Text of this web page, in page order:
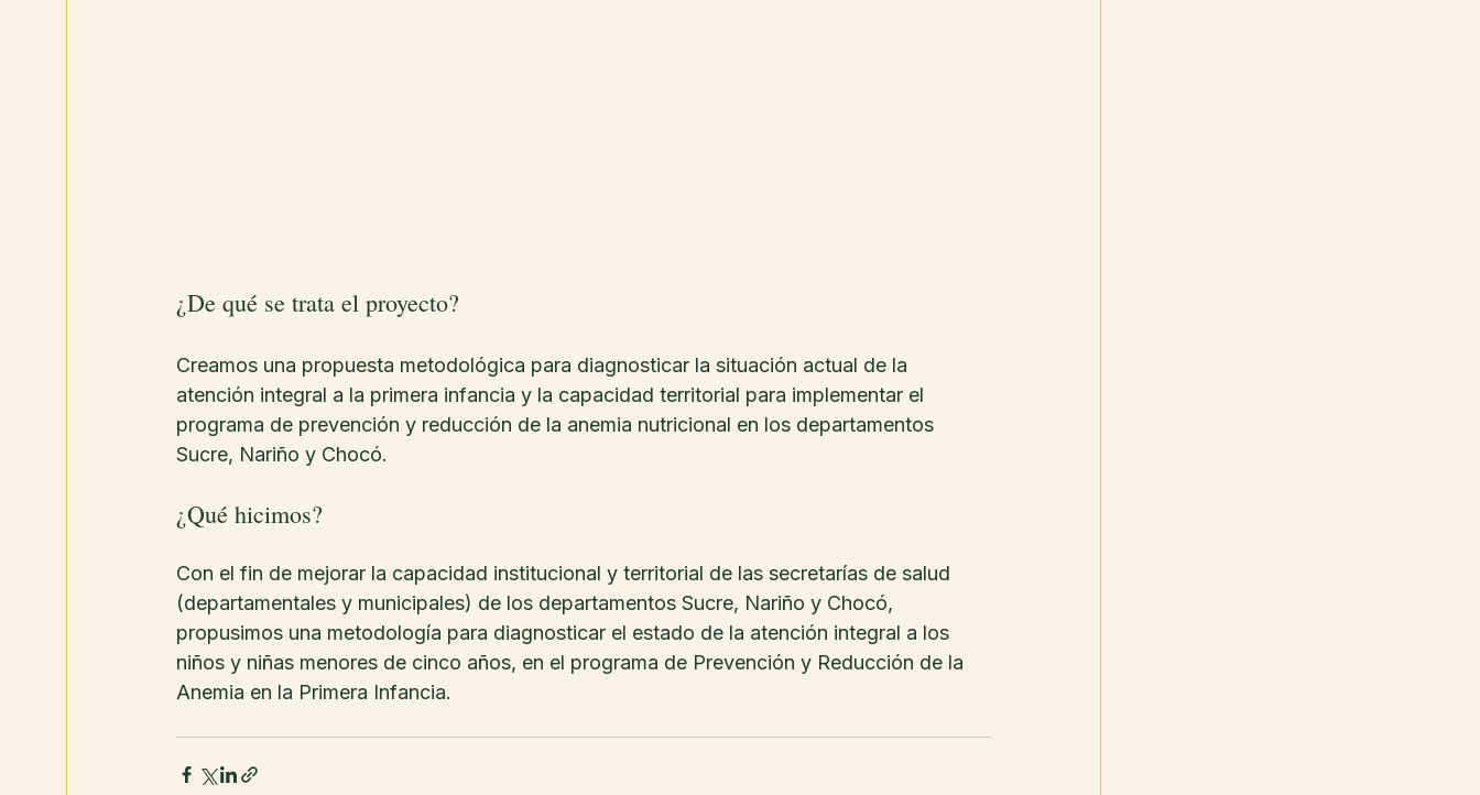
¿De qué se trata el proyecto?
Creamos una propuesta metodológica para diagnosticar la situación actual de la
atención integral a la primera infancia y la capacidad territorial para implementar el
programa de prevención y reducción de la anemia nutricional en los departamentos
Sucre, Nariño y Chocó.
¿Qué hicimos?
Con el fin de mejorar la capacidad institucional y territorial de las secretarías de salud
(departamentales y municipales) de los departamentos Sucre, Nariño y Chocó,
propusimos una metodología para diagnosticar el estado de la atención integral a los
niños y niñas menores de cinco años, en el programa de Prevención y Reducción de la
Anemia en la Primera Infancia.